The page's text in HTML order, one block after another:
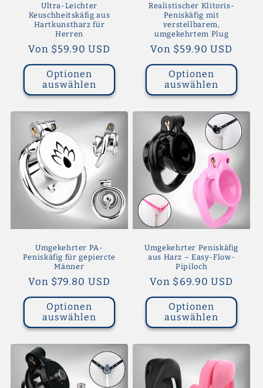
Ultra-Leichter
Keuschheitskäfig aus
Hartkunstharz für
Herren
Normaler
Preis
Von $59.90 USD
Optionen
auswählen
Realistischer Klitoris-
Peniskäfig mit
verstellbarem,
umgekehrtem Plug
Normaler
Preis
Von $59.90 USD
Optionen
auswählen
Umgekehrter PA-
Peniskäfig für gepiercte
Männer
Normaler
Preis
Von $79.80 USD
Optionen
auswählen
Umgekehrter Peniskäfig
aus Harz – Easy-Flow-
Pipiloch
Normaler
Preis
Von $69.90 USD
Optionen
auswählen